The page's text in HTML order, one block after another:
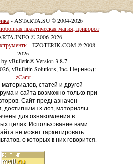
- ASTARTA.SU © 2004-2026
практическая магия, приворот
© 2006-2026
- EZOTERIK.COM © 2008-
2026
by vBulletin® Version 3.8.7
vBulletin Solutions, Inc. Перевод:
zCarot
статей и другой
и сайта возможно только при
Сайт предназначен
достигшим 18 лет, материалы
для ознакомления в
целях. Использование вами
не может гарантировать
о которых в них говорится.